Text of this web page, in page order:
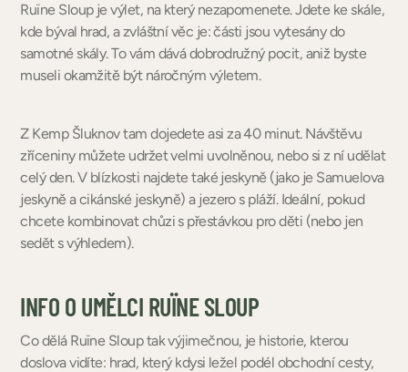
Ruïne Sloup je výlet, na který nezapomenete. Jdete ke skále,
kde býval hrad, a zvláštní věc je: části jsou vytesány do
samotné skály. To vám dává dobrodružný pocit, aniž byste
museli okamžitě být náročným výletem.
Z Kemp Šluknov tam dojedete asi za 40 minut. Návštěvu
zříceniny můžete udržet velmi uvolněnou, nebo si z ní udělat
celý den. V blízkosti najdete také jeskyně (jako je Samuelova
jeskyně a cikánské jeskyně) a jezero s pláží. Ideální, pokud
chcete kombinovat chůzi s přestávkou pro děti (nebo jen
sedět s výhledem).
INFO O UMĚLCI RUÏNE SLOUP
Co dělá Ruïne Sloup tak výjimečnou, je historie, kterou
doslova vidíte: hrad, který kdysi ležel podél obchodní cesty,